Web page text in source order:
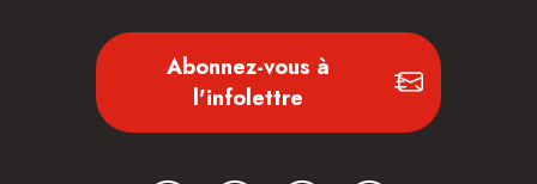
Abonnez-vous à
l'infolettre